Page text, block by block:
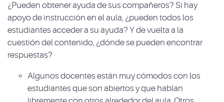
¿Pueden obtener ayuda de sus compañeros? Si hay
apoyo de instrucción en el aula, ¿pueden todos los
estudiantes acceder a su ayuda? Y de vuelta a la
cuestión del contenido, ¿dónde se pueden encontrar
respuestas?
Algunos docentes están muy cómodos con los
estudiantes que son abiertos y que hablan